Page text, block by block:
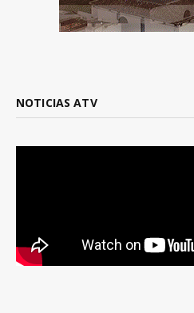
NOTICIAS ATV